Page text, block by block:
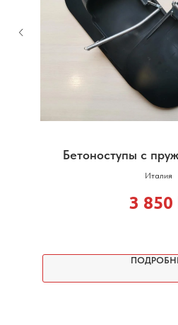
Бетоноступы с
Италия
3 850